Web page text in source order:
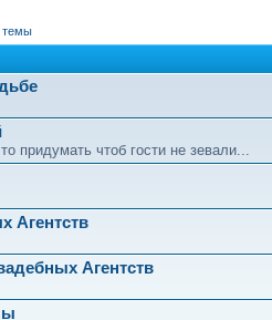
темы
придумать чтоб гости не зевали...
Агентств
Агентств